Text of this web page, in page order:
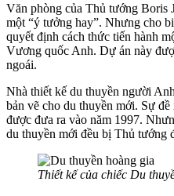
Văn phòng của Thủ tướng Boris
một “ý tưởng hay”. Nhưng cho
quyết định cách thức tiến hành
Vương quốc Anh. Dự án này
ngoái.
Nhà thiết kế du thuyền người
bản vẽ cho du thuyền mới. Sự
được đưa ra vào năm 1997.
du thuyền mới đều bị Thủ tướng
Thiết kế của chiếc Du